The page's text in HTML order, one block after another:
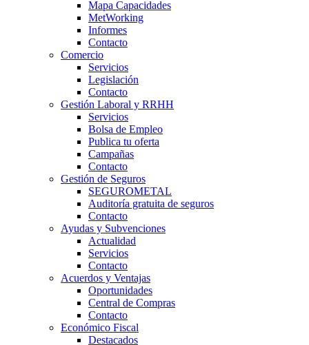
Mapa Capacidades
MetWorking
Informes
Contacto
Comercio
Servicios
Legislación
Contacto
Gestión Laboral y RRHH
Servicios
Bolsa de Empleo
Publica tu oferta
Campañas
Contacto
Gestión de Seguros
SEGUROMETAL
Auditoría gratuita de seguros
Contacto
Ayudas y Subvenciones
Actualidad
Servicios
Contacto
Acuerdos y Ventajas
Oportunidades
Central de Compras
Contacto
Económico Fiscal
Destacados